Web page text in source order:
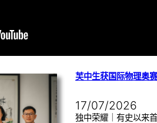
芙中生获国际物理奥
17/07/2026
独中荣耀｜有史以来